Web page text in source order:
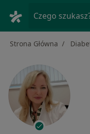
Czego
Strona Główna